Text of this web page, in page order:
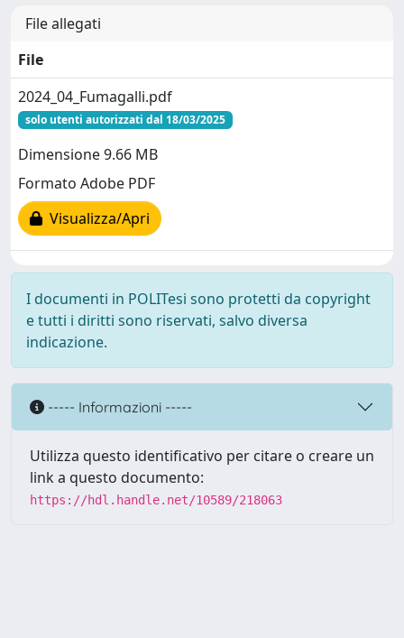
File allegati
File
2024_04_Fumagalli.pdf
solo utenti autorizzati dal 18/03/2025
Dimensione 9.66 MB
Formato Adobe PDF
Visualizza/Apri
I documenti in POLITesi sono protetti da copyright
e tutti i diritti sono riservati, salvo diversa
indicazione.
----- Informazioni -----
Utilizza questo identificativo per citare o creare un
link a questo documento:
https://hdl.handle.net/10589/218063